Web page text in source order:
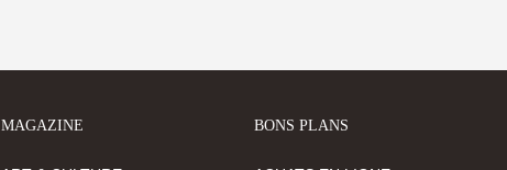
MAGAZINE BONS PLANS